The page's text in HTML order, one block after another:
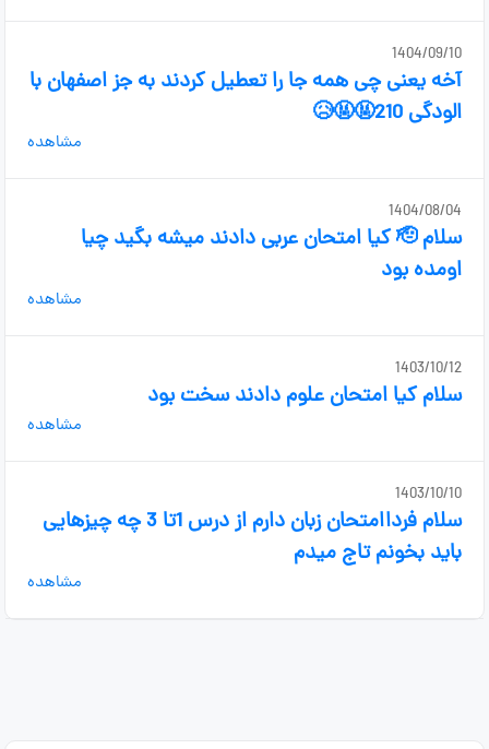
1404/09/10
آخه یعنی چی همه جا را تعطیل کردند به جز اصفهان با
الودگی 210🤬🤬😥
مشاهده
1404/08/04
سلام 🫡 کیا امتحان عربی دادند میشه بگید چیا
اومده بود
مشاهده
1403/10/12
سلام کیا امتحان علوم دادند سخت بود
مشاهده
1403/10/10
سلام فرداامتحان زبان دارم از درس 1تا 3 چه چیزهایی
باید بخونم تاج میدم
مشاهده